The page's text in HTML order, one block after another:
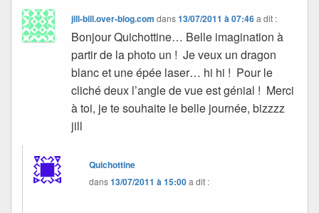
jill-bill.over-blog.com dans13/07/2011 à 07:46 a dit :
Bonjour Quichottine… Belle imagination à
partir de la photo un ! Je veux un dragon
blanc et une épée laser… hi hi ! Pour le
cliché deux l’angle de vue est génial ! Merci
à toi, je te souhaite le belle journée, bizzzz
jill
Quichottine
dans13/07/2011 à 15:00a dit :